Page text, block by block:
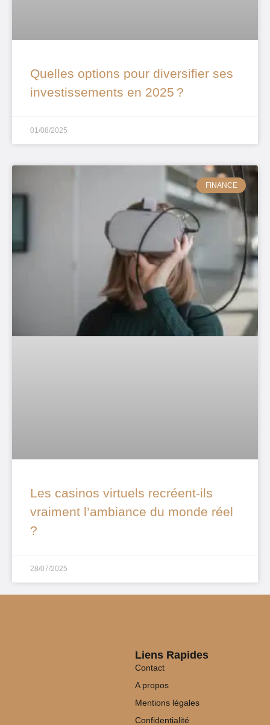
Quelles options pour diversifier ses
investissements en 2025 ?
01/08/2025
FINANCE
Les casinos virtuels recréent-ils
vraiment l’ambiance du monde réel
?
28/07/2025
Liens Rapides
Contact
A propos
Mentions légales
Confidentialité